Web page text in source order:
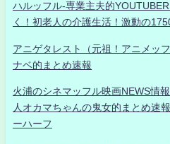
ハルッフル-専業主夫的
く！初老人の介護生活！激動の
アニゲタレスト（元祖！アニメッ
ナベ的まとめ速報
火浦のシネマッフル映画NEWS情
人オカマちゃんの鬼女的まとめ速
ーハーフ